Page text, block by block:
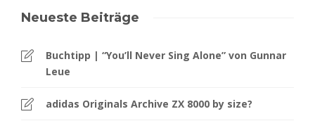
Neueste Beiträge
Buchtipp | “You’ll Never Sing Alone” von Gunnar
Leue
adidas Originals Archive ZX 8000 by size?